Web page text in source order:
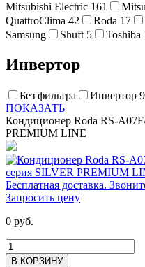
Mitsubishi Electric 161
QuattroClima 42 Roda 17
Samsung
Shuft 5 Toshiba
Инвертор
Без фильтра Инвертор
ПОКАЗАТЬ
Кондиционер Roda RS-
PREMIUM LINE
Запросить цену
0 руб.
В КОРЗИНУ